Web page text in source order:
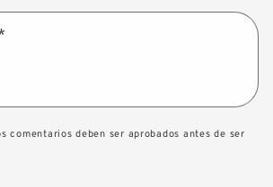
comentarios deben ser aprobados antes de ser